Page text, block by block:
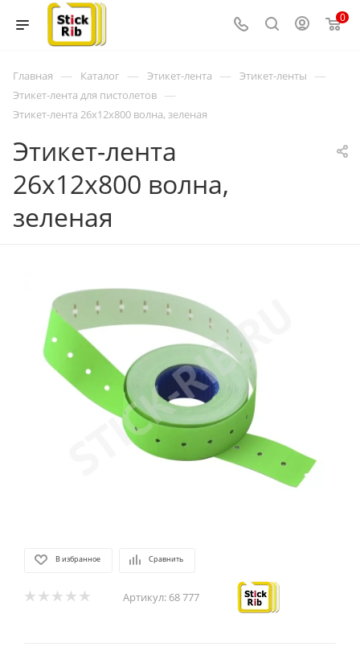
0
Главная — Каталог — Этикет-лента — Этикет-ленты —
Этикет-лента для пистолетов —
Этикет-лента 26x12x800 волна, зеленая
Этикет-лента
26x12x800 волна,
зеленая
В избранное Сравнить
Артикул: 68 777